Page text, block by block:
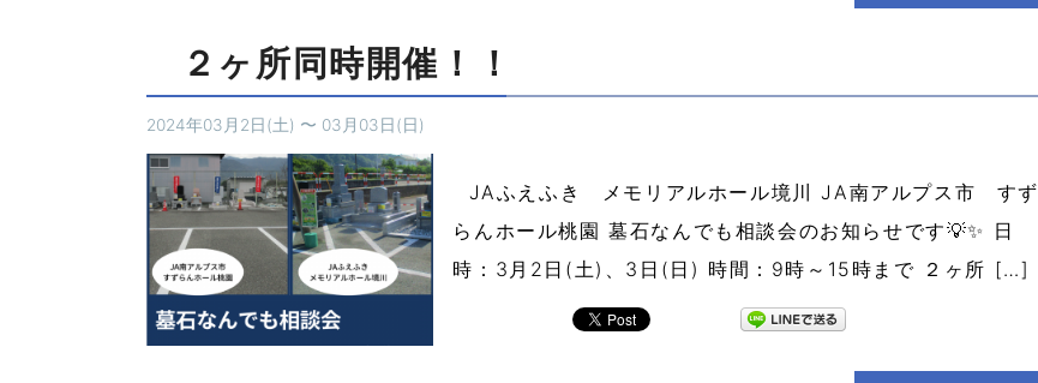
２ヶ所同時開催！！
2024年03月2日(土) 〜 03月03日(日)
JAふえふき メモリアルホール境川 JA南アルプス市 すず
らんホール桃園 墓石なんでも相談会のお知らせです💡✨ 日
時：3月2日(土)、3日(日) 時間：9時～15時まで ２ヶ所 […]